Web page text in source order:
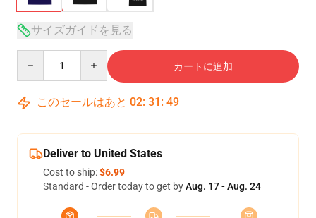
サイズガイドを見る
カートに追加
このセールはあと 02: 31 : 48
Deliver to United States
Cost to ship:$6.99
Standard - Order today to get byAug. 17 - Aug. 24